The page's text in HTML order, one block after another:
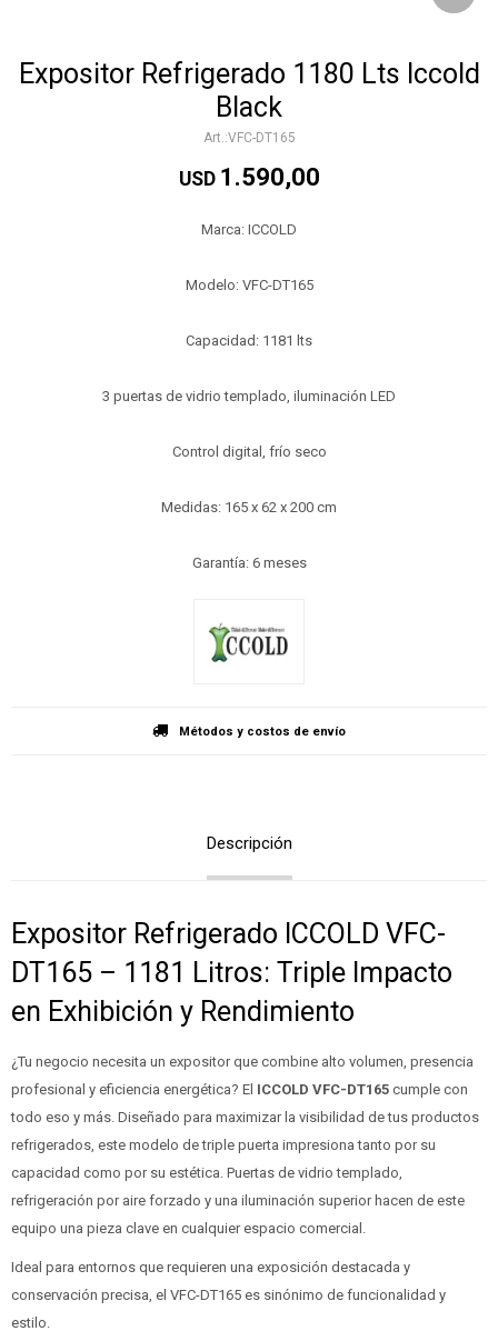
Expositor Refrigerado 1180 Lts Iccold
Black
VFC-DT165
USD 1.590,00
Marca: ICCOLD
Modelo: VFC-DT165
Capacidad: 1181 lts
3 puertas de vidrio templado, iluminación LED
Control digital, frío seco
Medidas: 165 x 62 x 200 cm
Garantía: 6 meses
Métodos y costos de envío
Descripción
Expositor Refrigerado ICCOLD VFC-
DT165 – 1181 Litros: Triple Impacto
en Exhibición y Rendimiento
¿Tu negocio necesita un expositor que combine alto volumen, presencia
profesional y eficiencia energética? El ICCOLD VFC-DT165 cumple con
todo eso y más. Diseñado para maximizar la visibilidad de tus productos
refrigerados, este modelo de triple puerta impresiona tanto por su
capacidad como por su estética. Puertas de vidrio templado,
refrigeración por aire forzado y una iluminación superior hacen de este
equipo una pieza clave en cualquier espacio comercial.
Ideal para entornos que requieren una exposición destacada y
conservación precisa, el VFC-DT165 es sinónimo de funcionalidad y
estilo.